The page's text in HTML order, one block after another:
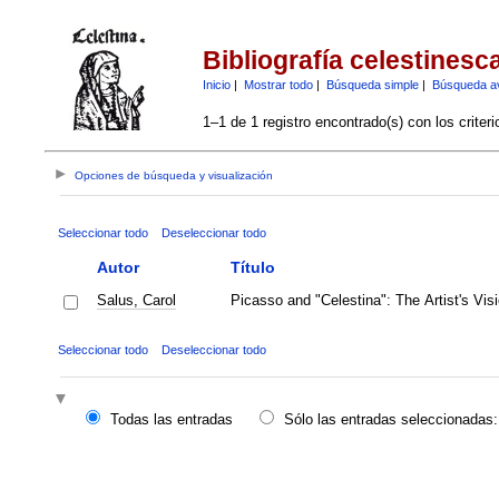
Bibliografía
Inicio| Mostrar todo| Búsqueda simple| Búsqueda
1–1 de 1 registro encontrado(s) con los
Opciones de búsqueda y visualización
Seleccionar todo Deseleccionar todo
Autor Título
Salus, Carol Picasso and "Celestina": The Artist's
Seleccionar todo Deseleccionar todo
Todas las entradas
Sólo las entradas seleccionadas: